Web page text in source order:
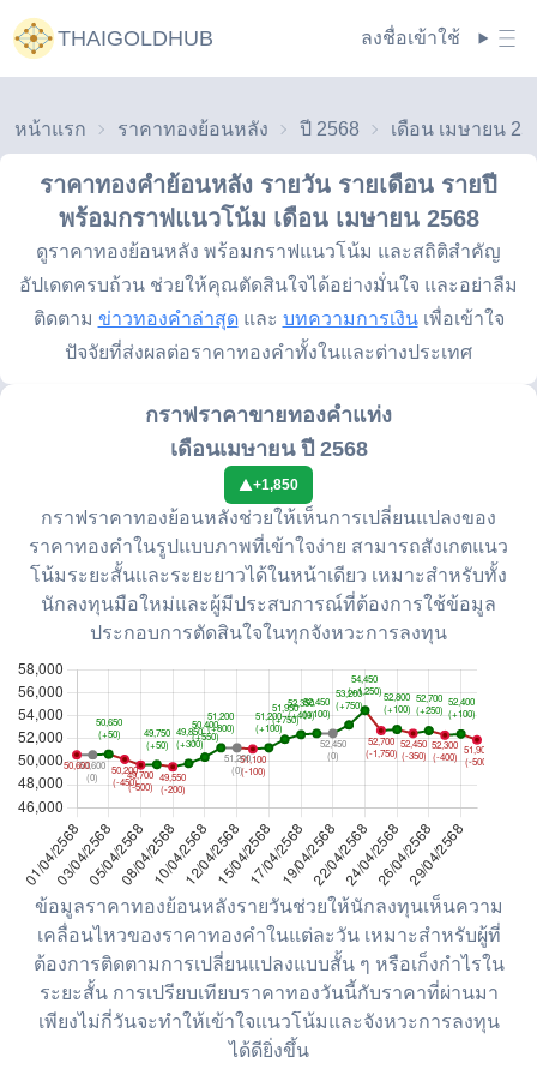
THAIGOLDHUB ลงชื่อเข้าใช้
หน้าแรก ราคาทองย้อนหลัง ปี 2568 เดือน เมษายน
ราคาทองคำย้อนหลัง รายวัน รายเดือน รายปี
พร้อมกราฟแนวโน้ม เดือน เมษายน 2568
ดูราคาทองย้อนหลัง พร้อมกราฟแนวโน้ม และสถิติสำคัญ
อัปเดตครบถ้วน ช่วยให้คุณตัดสินใจได้อย่างมั่นใจ และอย่าลืม
ติดตาม ข่าวทองคำล่าสุด และ บทความการเงิน เพื่อเข้าใจ
ปัจจัยที่ส่งผลต่อราคาทองคำทั้งในและต่างประเทศ
กราฟราคาขายทองคำแท่ง
เดือนเมษายน ปี 2568
+1,850
กราฟราคาทองย้อนหลังช่วยให้เห็นการเปลี่ยนแปลงของ
ราคาทองคำในรูปแบบภาพที่เข้าใจง่าย สามารถสังเกตแนว
โน้มระยะสั้นและระยะยาวได้ในหน้าเดียว เหมาะสำหรับทั้ง
นักลงทุนมือใหม่และผู้มีประสบการณ์ที่ต้องการใช้ข้อมูล
ประกอบการตัดสินใจในทุกจังหวะการลงทุน
ข้อมูลราคาทองย้อนหลังรายวันช่วยให้นักลงทุนเห็นความ
เคลื่อนไหวของราคาทองคำในแต่ละวัน เหมาะสำหรับผู้ที่
ต้องการติดตามการเปลี่ยนแปลงแบบสั้น ๆ หรือเก็งกำไรใน
ระยะสั้น การเปรียบเทียบราคาทองวันนี้กับราคาที่ผ่านมา
เพียงไม่กี่วันจะทำให้เข้าใจแนวโน้มและจังหวะการลงทุน
ได้ดียิ่งขึ้น